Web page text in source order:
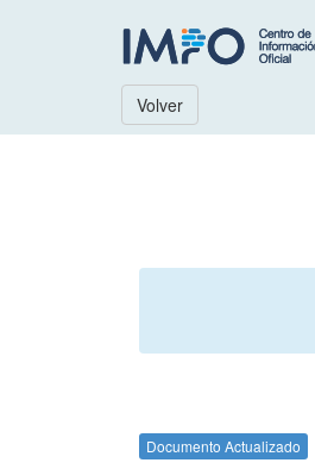
Volver
Documento Actualizado